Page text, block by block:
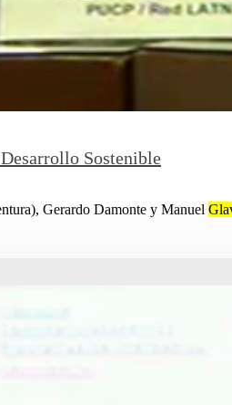
Sostenible
Gerardo Damonte y Manuel